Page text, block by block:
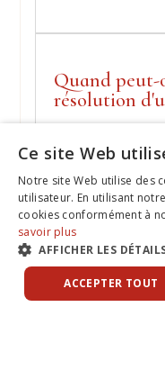
Quand peut-
résolution
suffisamment
mis en demeure
Certains
résolutoire qui
de
simplifie la
Ce site Web
Notre site Web utilise des
utilisateur. En utilisant
cookies conformément à
savoir plus
AFFICHER LES
ACCEPTER TOUT